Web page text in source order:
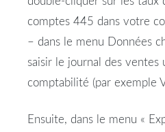
comptes 445 dans votre
– dans le menu Données
saisir le journal des ventes
comptabilité (par exemple
Ensuite, dans le menu «